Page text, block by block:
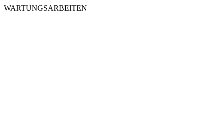
WARTUNGSARBEITEN